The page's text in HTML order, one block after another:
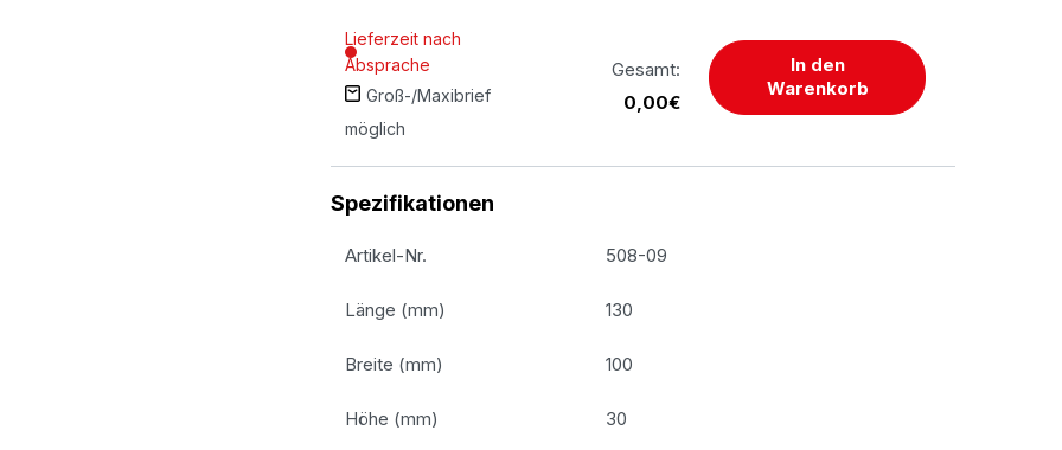
Lieferzeit nach
Absprache
Groß-/Maxibrief
möglich
Gesamt:
0,00€
In den
Warenkorb
Spezifikationen
Artikel-Nr. 508-09
Länge (mm) 130
Breite (mm) 100
Höhe (mm) 30